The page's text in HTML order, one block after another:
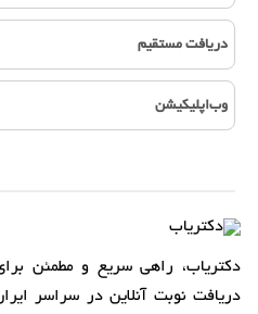
دریافت مستقیم
وب‌اپلیکیشن
دکتریاب، راهی سریع و مطمئن
دریافت نوبت آنلاین در سراسر